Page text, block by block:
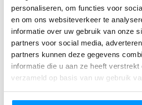
personaliseren, om functies voor
en om ons websiteverkeer te
informatie over uw gebruik van onze
partners voor social media,
partners kunnen deze gegevens
informatie die u aan ze heeft verstrekt
verzameld op basis van uw gebruik
zal verjagen en
te doden of pijn te doen.
muizenverjager maakt
geavenceerde
waardoor binnen een
het ongedierte en
of kantoor zullen
Gewaardeerd
uit 5
Gewaardeerd
uit 5
Gewaardeerd
uit 5
Gewaardeerd
uit
5Gewaardeerd
Schrijf een review